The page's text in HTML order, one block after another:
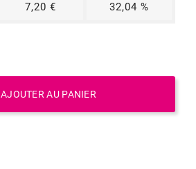
7,20 € 32,04 %
AJOUTER AU PANIER